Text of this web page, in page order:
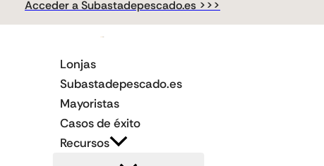
al
Acceder a Subastadepescado.es >>>
Lonjas
Subastadepescado.es
Mayoristas
Casos de éxito
Recursos